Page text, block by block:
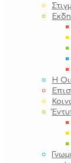
Η